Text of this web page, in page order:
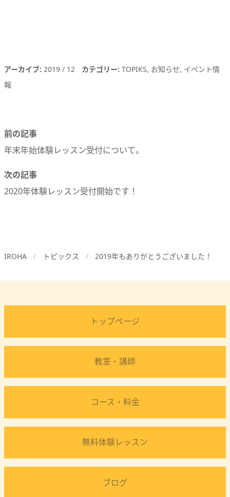
IROHA トピックス 2019年もありがとうございました！
アーカイブ 2019 12 カテゴリー TOPIKS お知らせ イベント情
報
前の記事
年末年始体験レッスン受付について。
次の記事
2020年体験レッスン受付開始です！
トップページ
教室・講師
コース・料金
無料体験レッスン
ブログ